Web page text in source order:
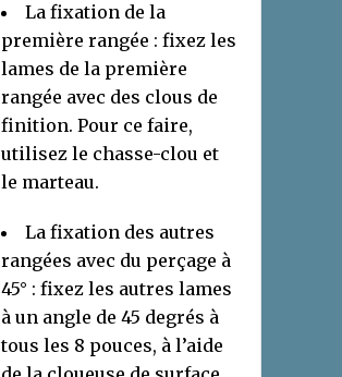
La fixation de la
première rangée : fixez les
lames de la première
rangée avec des clous de
finition. Pour ce faire,
utilisez le chasse-clou et
le marteau.
La fixation des autres
rangées avec du perçage à
45° : fixez les autres lames
à un angle de 45 degrés à
tous les 8 pouces, à l’aide